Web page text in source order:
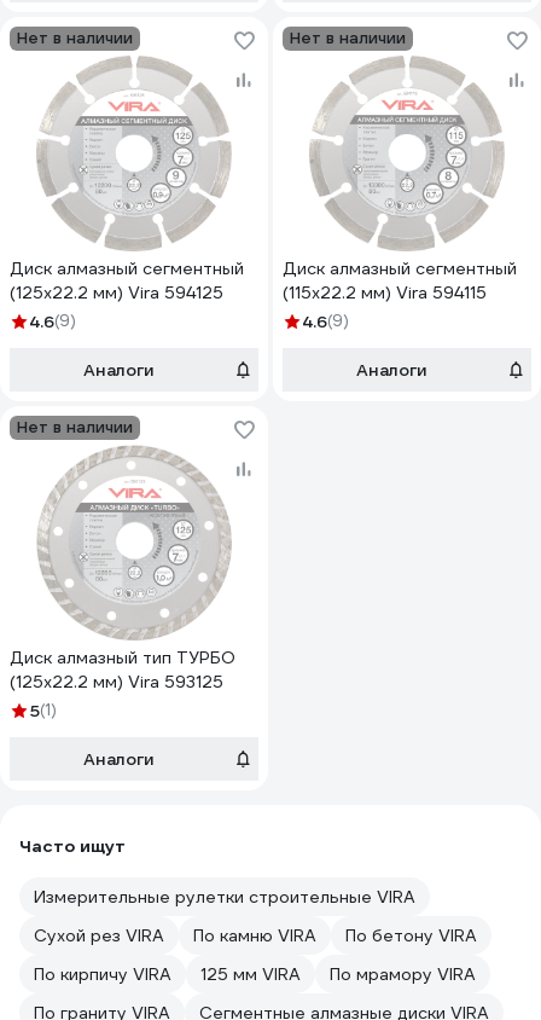
Нет в наличии
Диск алмазный сегментный
(125х22.2 мм) Vira 594125
4.6(9)
Аналоги
Нет в наличии
Диск алмазный сегментный
(115х22.2 мм) Vira 594115
4.6(9)
Аналоги
Нет в наличии
Диск алмазный тип ТУРБО
(125х22.2 мм) Vira 593125
5(1)
Аналоги
Часто ищут
Измерительные рулетки строительные VIRA
Сухой рез VIRA
По камню VIRA
По бетону VIRA
По кирпичу VIRA
125 мм VIRA
По мрамору VIRA
По граниту VIRA
Сегментные алмазные диски VIRA